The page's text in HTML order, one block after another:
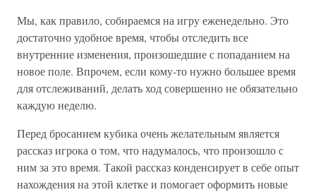
Мы, как правило, собираемся на игру еженедельно. Это
достаточно удобное время, чтобы отследить все
внутренние изменения, произошедшие с попаданием на
новое поле. Впрочем, если кому-то нужно большее время
для отслеживаний, делать ход совершенно не обязательно
каждую неделю.
Перед бросанием кубика очень желательным является
рассказ игрока о том, что надумалось, что произошло с
ним за это время. Такой рассказ конденсирует в себе опыт
нахождения на этой клетке и помогает оформить новые